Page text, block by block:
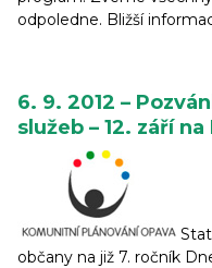
odpoledne. Bližší
6. 9. 2012 –
služeb – 12. září
občany na již 7. ročník